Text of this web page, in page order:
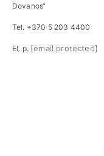
Dovanos“
Tel. +370 5 203 4400
El. p. [email protected]